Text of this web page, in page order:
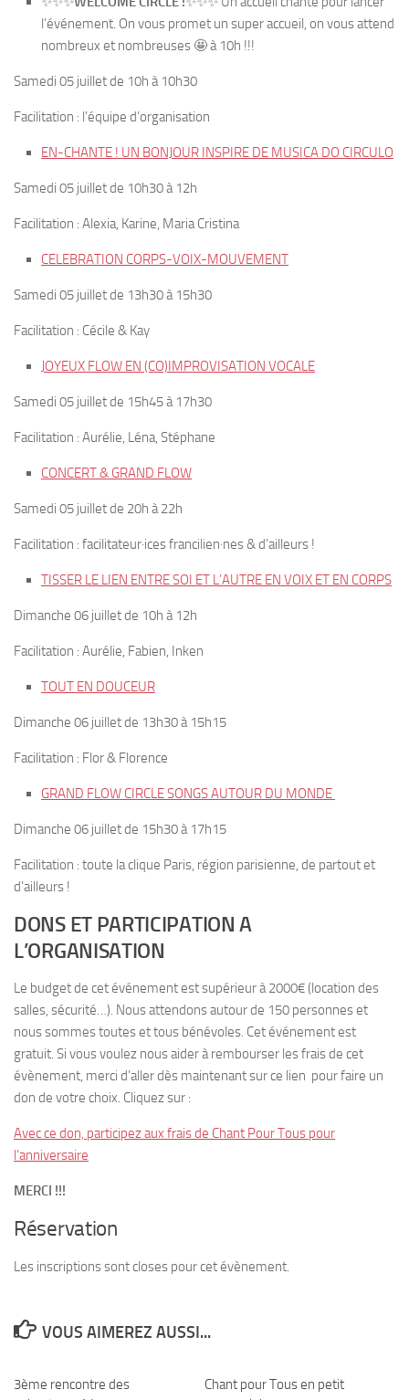
l’événement. On vous promet un super accueil, on vous attend
nombreux et nombreuses 🤩 à 10h !!!
Samedi 05 juillet de 10h à 10h30
Facilitation : l’équipe d’organisation
EN-CHANTE ! UN BONJOUR INSPIRE DE MUSICA DO CIRCULO
Samedi 05 juillet de 10h30 à 12h
Facilitation : Alexia, Karine, Maria Cristina
CELEBRATION CORPS-VOIX-MOUVEMENT
Samedi 05 juillet de 13h30 à 15h30
Facilitation : Cécile & Kay
JOYEUX FLOW EN (CO)IMPROVISATION VOCALE
Samedi 05 juillet de 15h45 à 17h30
Facilitation : Aurélie, Léna, Stéphane
CONCERT & GRAND FLOW
Samedi 05 juillet de 20h à 22h
Facilitation : facilitateur·ices francilien·nes & d’ailleurs !
TISSER LE LIEN ENTRE SOI ET L’AUTRE EN VOIX ET EN CORPS
Dimanche 06 juillet de 10h à 12h
Facilitation : Aurélie, Fabien, Inken
TOUT EN DOUCEUR
Dimanche 06 juillet de 13h30 à 15h15
Facilitation : Flor & Florence
GRAND FLOW CIRCLE SONGS AUTOUR DU MONDE
Dimanche 06 juillet de 15h30 à 17h15
Facilitation : toute la clique Paris, région parisienne, de partout et
d’ailleurs !
DONS ET PARTICIPATION A
L’ORGANISATION
Le budget de cet événement est supérieur à 2000€ (location des
salles, sécurité…). Nous attendons autour de 150 personnes et
nous sommes toutes et tous bénévoles. Cet événement est
gratuit. Si vous voulez nous aider à rembourser les frais de cet
évènement, merci d’aller dès maintenant sur ce lien pour faire un
don de votre choix. Cliquez sur :
Avec ce don, participez aux frais de Chant Pour Tous pour
l’anniversaire
MERCI !!!
Réservation
Les inscriptions sont closes pour cet évènement.
VOUS AIMEREZ AUSSI...
3ème rencontre des
Chant pour Tous en petit